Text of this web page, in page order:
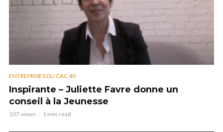
ENTREPRISES DU CAC 40
Inspirante – Juliette Favre donne un
conseil à la Jeunesse
107 views 1 min read